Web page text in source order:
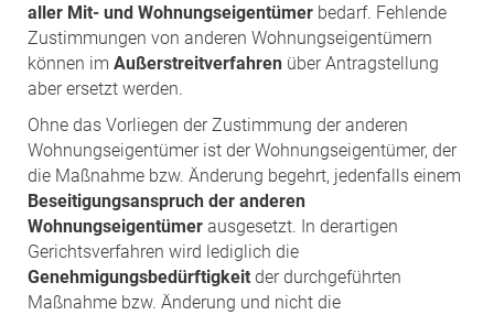
aller Mit- und Wohnungseigentümer bedarf. Fehlende
Zustimmungen von anderen Wohnungseigentümern
können im Außerstreitverfahren über Antragstellung
aber ersetzt werden.
Ohne das Vorliegen der Zustimmung der anderen
Wohnungseigentümer ist der Wohnungseigentümer, der
die Maßnahme bzw. Änderung begehrt, jedenfalls einem
Beseitigungsanspruch der anderen
Wohnungseigentümer ausgesetzt. In derartigen
Gerichtsverfahren wird lediglich die
Genehmigungsbedürftigkeit der durchgeführten
Maßnahme bzw. Änderung und nicht die